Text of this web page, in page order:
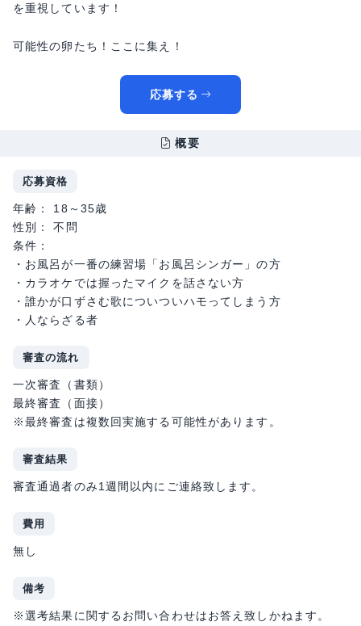
を重視しています！
可能性の卵たち！ここに集え！
応募する
概要
応募資格
年齢： 18～35歳
性別： 不問
条件：
・お風呂が一番の練習場「お風呂シンガー」の方
・カラオケでは握ったマイクを話さない方
・誰かが口ずさむ歌についついハモってしまう方
・人ならざる者
審査の流れ
一次審査（書類）
最終審査（面接）
※最終審査は複数回実施する可能性があります。
審査結果
審査通過者のみ1週間以内にご連絡致します。
費用
無し
備考
※選考結果に関するお問い合わせはお答え致しかねます。